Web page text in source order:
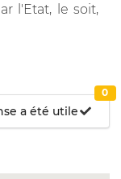
l'Etat, le soit,
a été utile
0